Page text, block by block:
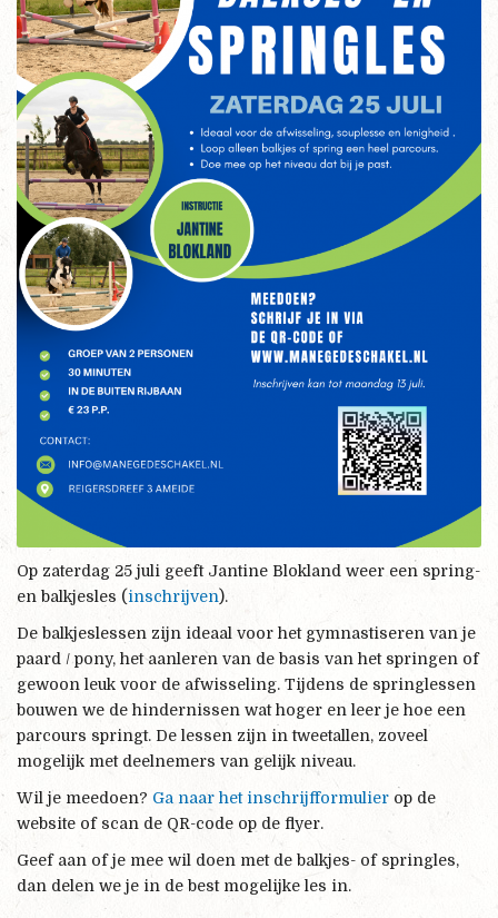
Op zaterdag 25 juli geeft Jantine Blokland weer een spring-
en balkjesles (inschrijven).
De balkjeslessen zijn ideaal voor het gymnastiseren van je
paard / pony, het aanleren van de basis van het springen of
gewoon leuk voor de afwisseling. Tijdens de springlessen
bouwen we de hindernissen wat hoger en leer je hoe een
parcours springt. De lessen zijn in tweetallen, zoveel
mogelijk met deelnemers van gelijk niveau.
Wil je meedoen? Ga naar het inschrijfformulier op de
website of scan de QR-code op de flyer.
Geef aan of je mee wil doen met de balkjes- of springles,
dan delen we je in de best mogelijke les in.